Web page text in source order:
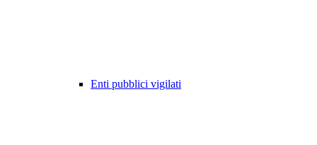
Enti pubblici vigilati